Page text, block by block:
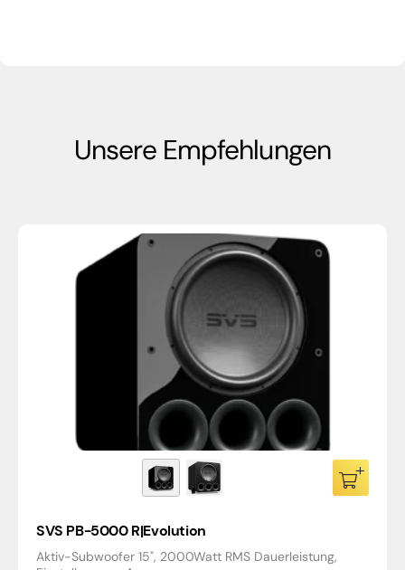
Unsere Empfehlungen
SVS PB-5000 R|Evolution
Aktiv-Subwoofer 15", 2000Watt RMS Dauerleistung,